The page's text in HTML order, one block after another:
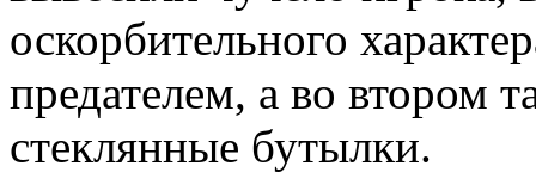
оскорбительного
предателем, а во втором
стеклянные бутылки.